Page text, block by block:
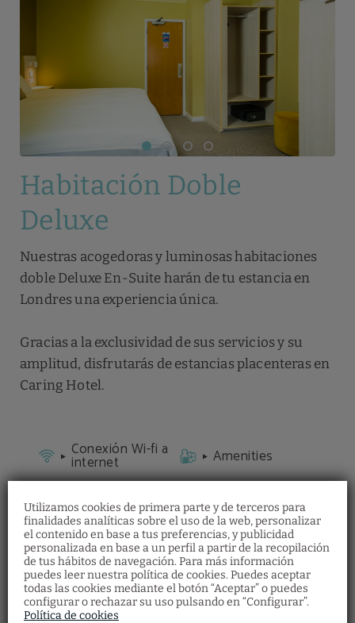
Utilizamos cookies de primera parte y de terceros para
finalidades analíticas sobre el uso de la web, personalizar
el contenido en base a tus preferencias, y publicidad
personalizada en base a un perfil a partir de la recopilación
de tus hábitos de navegación. Para más información
puedes leer nuestra política de cookies. Puedes aceptar
todas las cookies mediante el botón “Aceptar” o puedes
configurar o rechazar su uso pulsando en “Configurar”.
Política de cookies
Habitación Doble
Deluxe
Nuestras acogedoras y luminosas habitaciones
doble Deluxe En-Suite harán de tu estancia en
Londres una experiencia única.
Gracias a la exclusividad de sus servicios y su
amplitud, disfrutarás de estancias placenteras en
Caring Hotel.
Conexión Wi-fi a
internet Amenities
Secador de pelo
de cortesía
TV LED
Caja fuerte
individual
Armario
Ropa de cama y
toallas